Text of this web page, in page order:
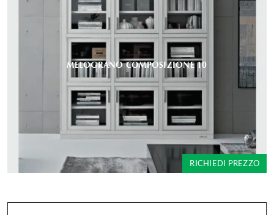
MELOGRANO COMPOSIZIONE 10
RICHIEDI PREZZO